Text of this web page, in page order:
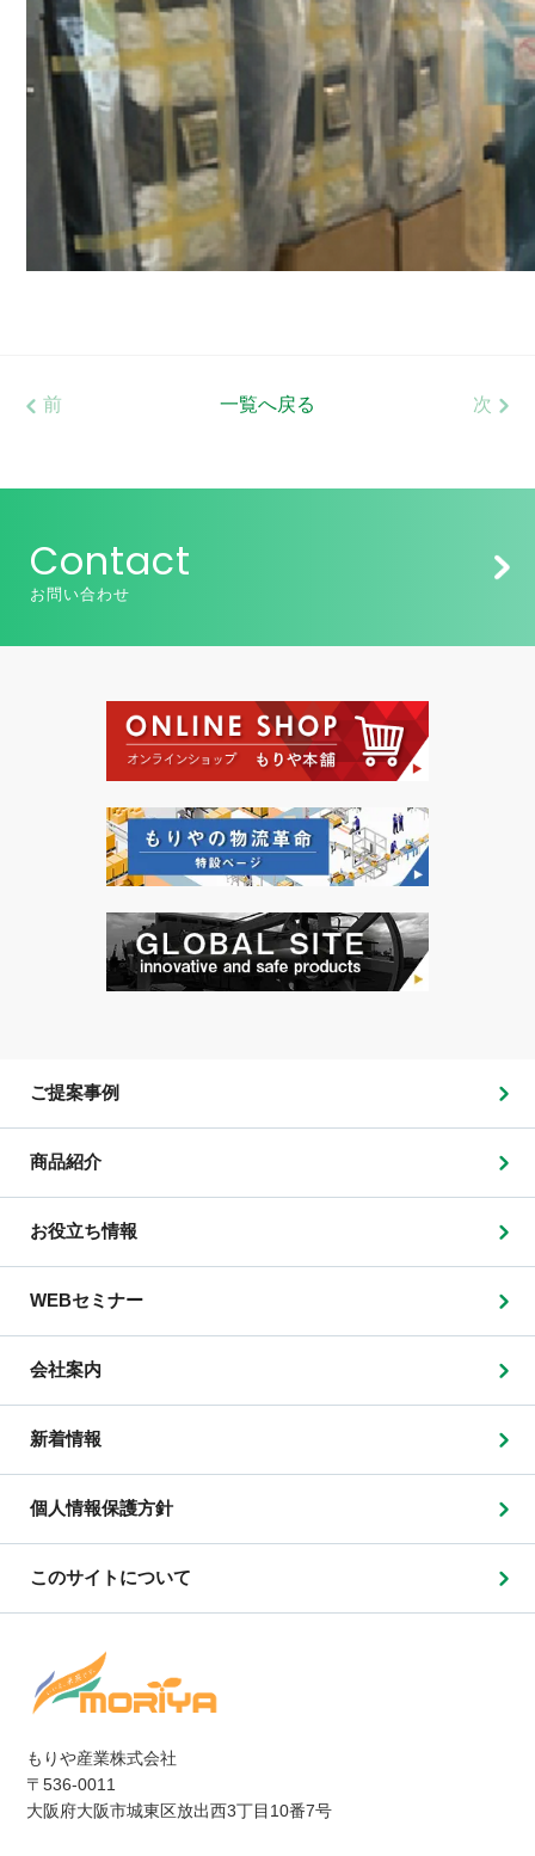
前 一覧へ戻る 次
Contact
お問い合わせ
もりや産業株式会社
〒536-0011
大阪府大阪市城東区放出西3丁目10番7号
ご提案事例
商品紹介
お役立ち情報
WEBセミナー
会社案内
新着情報
個人情報保護方針
このサイトについて